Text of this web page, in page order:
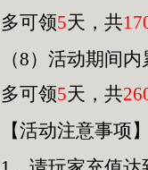
多可领5天，共
（8）活动期间
多可领5天，共
【活动注意事项